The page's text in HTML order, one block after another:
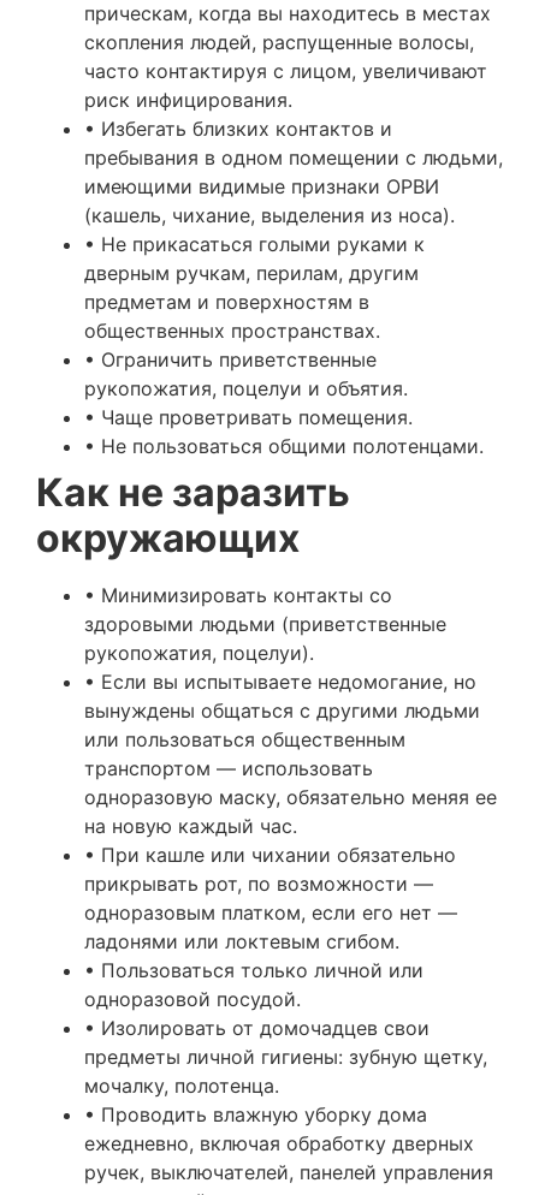
прическам, когда вы находитесь в местах
скопления людей, распущенные волосы,
часто контактируя с лицом, увеличивают
риск инфицирования.
• Избегать близких контактов и
пребывания в одном помещении с людьми,
имеющими видимые признаки ОРВИ
(кашель, чихание, выделения из носа).
• Не прикасаться голыми руками к
дверным ручкам, перилам, другим
предметам и поверхностям в
общественных пространствах.
• Ограничить приветственные
рукопожатия, поцелуи и объятия.
• Чаще проветривать помещения.
• Не пользоваться общими полотенцами.
Как не заразить
окружающих
• Минимизировать контакты со
здоровыми людьми (приветственные
рукопожатия, поцелуи).
• Если вы испытываете недомогание, но
вынуждены общаться с другими людьми
или пользоваться общественным
транспортом — использовать
одноразовую маску, обязательно меняя ее
на новую каждый час.
• При кашле или чихании обязательно
прикрывать рот, по возможности —
одноразовым платком, если его нет —
ладонями или локтевым сгибом.
• Пользоваться только личной или
одноразовой посудой.
• Изолировать от домочадцев свои
предметы личной гигиены: зубную щетку,
мочалку, полотенца.
• Проводить влажную уборку дома
ежедневно, включая обработку дверных
ручек, выключателей, панелей управления